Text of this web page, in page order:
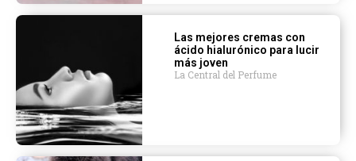
Las mejores cremas con
ácido hialurónico para lucir
más joven
La Central del Perfume